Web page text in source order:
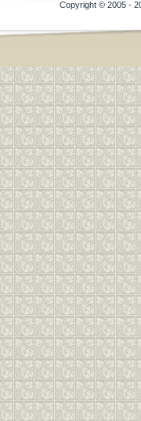
Copyright © 2005 -